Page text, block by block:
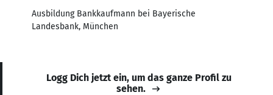
Ausbildung Bankkaufmann bei Bayerische
Landesbank, München
Logg Dich jetzt ein, um das ganze Profil zu
sehen.